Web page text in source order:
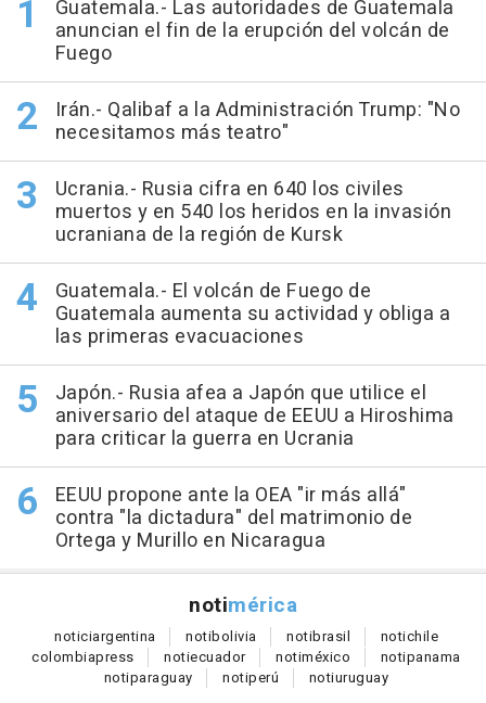
Guatemala.- Las autoridades de Guatemala
anuncian el fin de la erupción del volcán de
Fuego
Irán.- Qalibaf a la Administración Trump: "No
necesitamos más teatro"
Ucrania.- Rusia cifra en 640 los civiles
muertos y en 540 los heridos en la invasión
ucraniana de la región de Kursk
Guatemala.- El volcán de Fuego de
Guatemala aumenta su actividad y obliga a
las primeras evacuaciones
Japón.- Rusia afea a Japón que utilice el
aniversario del ataque de EEUU a Hiroshima
para criticar la guerra en Ucrania
EEUU propone ante la OEA "ir más allá"
contra "la dictadura" del matrimonio de
Ortega y Murillo en Nicaragua
notimérica
noticiargentina notibolivia notibrasil notichile
colombiapress notiecuador notiméxico notipanama
notiparaguay notiperú notiuruguay